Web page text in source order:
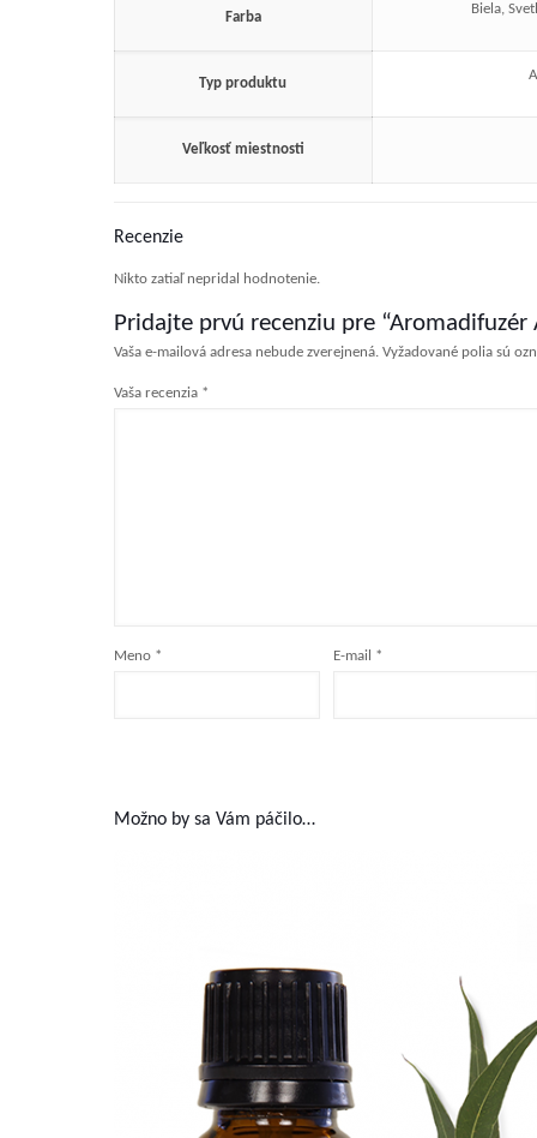
Farba
Biela,
Typ produktu
Veľkosť miestnosti
Recenzie
Nikto zatiaľ nepridal hodnotenie.
Pridajte prvú recenziu pre “Aromadifuzér
Vaša e-mailová adresa nebude zverejnená. Vyžadované polia sú
Vaša recenzia *
Meno * E-mail *
Možno by sa Vám páčilo…